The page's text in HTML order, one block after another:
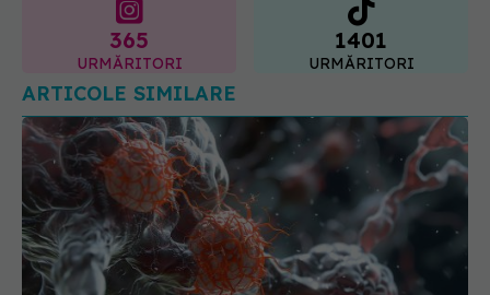
365
URMĂRITORI
1401
URMĂRITORI
ARTICOLE SIMILARE